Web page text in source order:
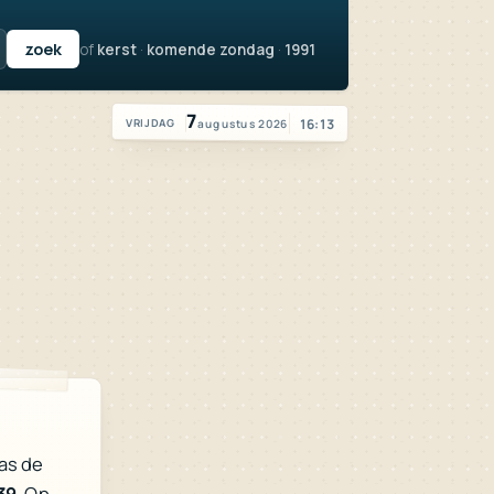
Vandaag is het vrijdag 7 augustus 2026
VRIJDAG 7augustus 2026 16:13
de
of kerst · komende zondag · 1991